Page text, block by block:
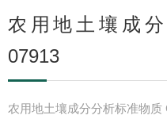
农用地土壤成
07913
农用地土壤成分分析标准物质